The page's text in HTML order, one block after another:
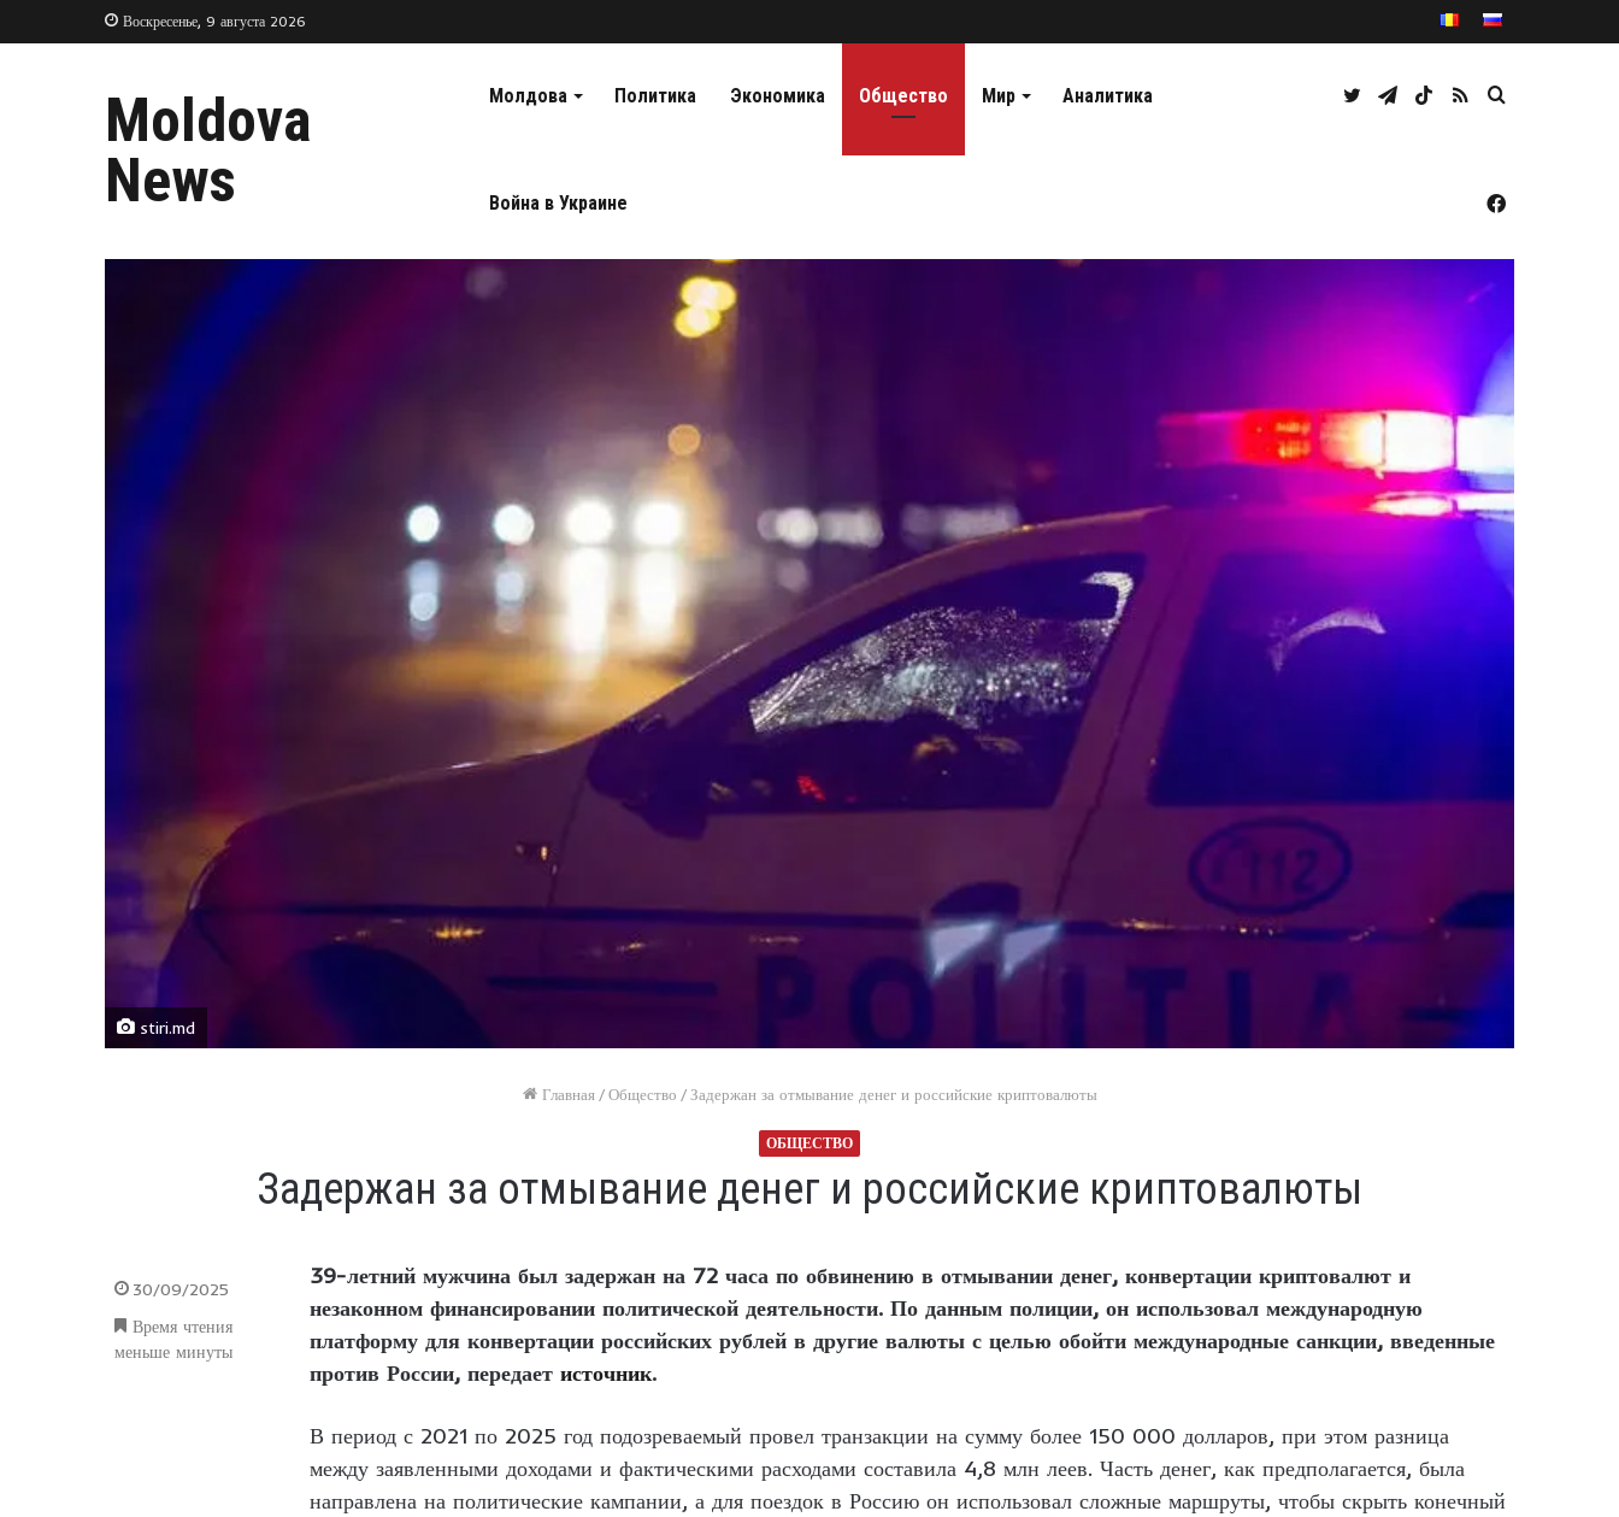
Воскресенье, 9 августа 2026
Moldova
News
Молдова Политика Экономика Общество Мир Аналитика
Война в Украине
Caută
RSS
TikTok
Telegram
Twitter
Facebook
stiri.md
Главная / Общество / Задержан за отмывание денег и российские криптовалюты
ОБЩЕСТВО
Задержан за отмывание денег и российские криптовалюты
39-летний мужчина был задержан на 72 часа по обвинению в отмывании денег, конвертации криптовалют и
незаконном финансировании политической деятельности. По данным полиции, он использовал международную
платформу для конвертации российских рублей в другие валюты с целью обойти международные санкции, введенные
против России, передает источник.
В период с 2021 по 2025 год подозреваемый провел транзакции на сумму более 150 000 долларов, при этом разница
между заявленными доходами и фактическими расходами составила 4,8 млн леев. Часть денег, как предполагается, была
направлена на политические кампании, а для поездок в Россию он использовал сложные маршруты, чтобы скрыть конечный
30/09/2025
Время чтения
меньше минуты